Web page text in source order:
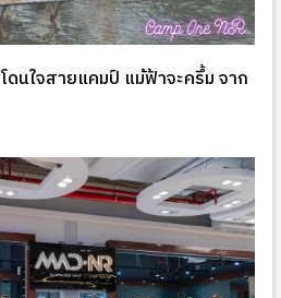
นใจสายแคมป์ แม้ฟ้าจะครึ้ม จาก